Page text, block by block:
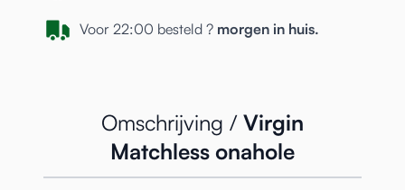
Voor 22:00 besteld ? morgen in huis.
Omschrijving / Virgin
Matchless onahole